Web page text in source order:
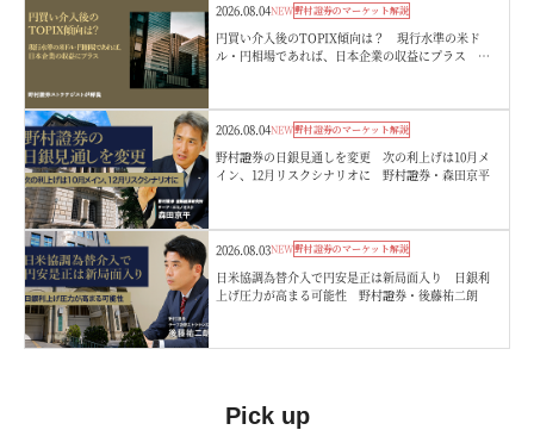
2026.08.04NEW野村證券のマーケット解説
円買い介入後のTOPIX傾向は？ 現行水準の米ド
ル・円相場であれば、日本企業の収益にプラス 野
2026.08.04NEW野村證券のマーケット解説
野村證券の日銀見通しを変更 次の利上げは10月メ
イン、12月リスクシナリオに 野村證券・森田京平
2026.08.03NEW野村證券のマーケット解説
日米協調為替介入で円安是正は新局面入り 日銀利
上げ圧力が高まる可能性 野村證券・後藤祐二朗
Pick up